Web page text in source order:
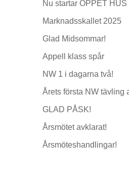
Nu startar ÖPPET
Marknadsskallet 2025
Glad Midsommar!
Appell klass spår
NW 1 i dagarna två!
Årets första NW tävling
GLAD PÅSK!
Årsmötet avklarat!
Årsmöteshandlingar!